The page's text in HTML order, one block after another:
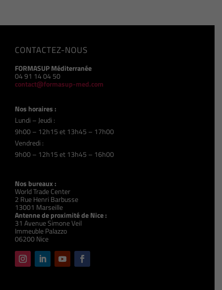
CONTACTEZ-NOUS
FORMASUP Méditerranée
04 91 14 04 50
contact@formasup-med.com
Nos horaires :
Lundi – Jeudi :
9h00 – 12h15 et 13h45 – 17h00
Vendredi :
9h00 – 12h15 et 13h45 – 16h00
Nos bureaux :
World Trade Center
2 Rue Henri Barbusse
13001 Marseille
Antenne de proximité de Nice :
31 Avenue Simone Veil
Immeuble Palazzo
06200 Nice